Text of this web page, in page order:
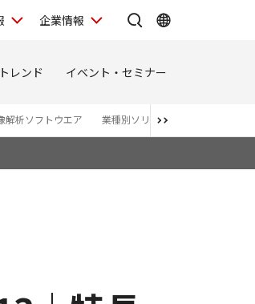
企業情報
レンド イベント・セミナー
解析ソフトウエア 業種別ソリューションサイト